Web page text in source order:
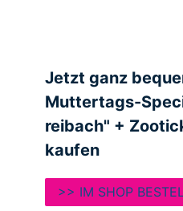
Jetzt ganz
Muttertags-
reibach" +
kaufen
>> IM SHOP